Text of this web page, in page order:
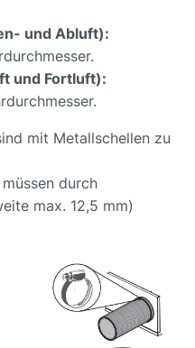
und Abluft):
und Fortluft):
mit Metallschellen zu
durch
max. 12,5 mm)